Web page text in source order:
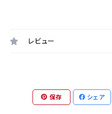
レビュー
保存 シェア